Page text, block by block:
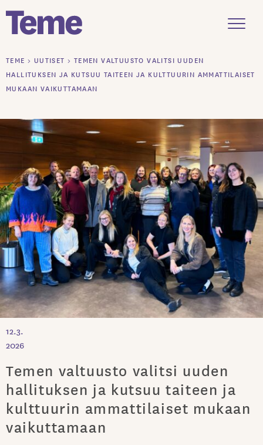
Siirry
sisältöön
TEME > UUTISET > TEMEN VALTUUSTO VALITSI UUDEN
HALLITUKSEN JA KUTSUU TAITEEN JA KULTTUURIN AMMATTILAISET
MUKAAN VAIKUTTAMAAN
12.3.
2026
Temen valtuusto valitsi uuden
hallituksen ja kutsuu taiteen ja
kulttuurin ammattilaiset mukaan
vaikuttamaan